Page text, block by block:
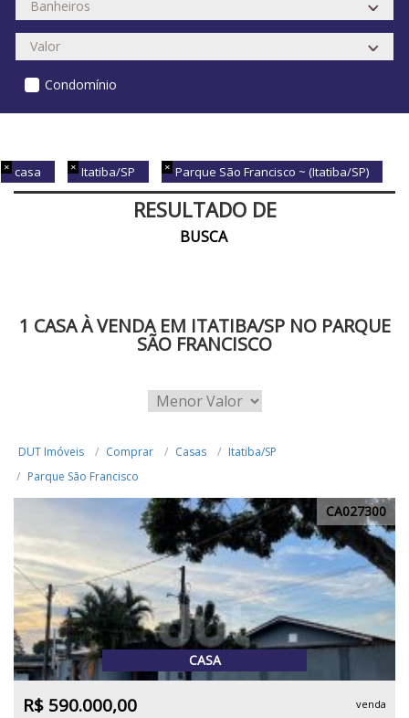
Condomínio
casa Itatiba/SP Parque São Francisco ~ (Itatiba/SP)
RESULTADO DE
BUSCA
1 CASA À VENDA EM ITATIBA/SP NO PARQUE
SÃO FRANCISCO
DUT Imóveis Comprar Casas
Itatiba/SP
Parque São Francisco
CA027300
CASA
R$ 590.000,00 venda